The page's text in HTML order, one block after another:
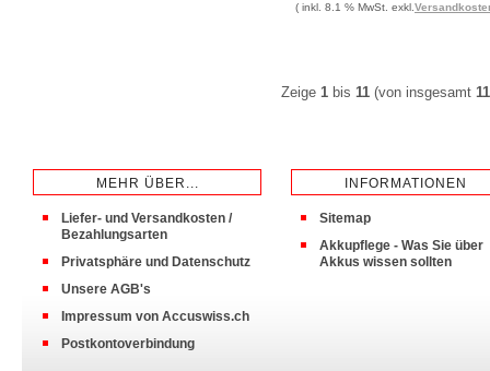
( inkl. 8.1 % MwSt. exkl.
Zeige 1 bis 11 (von insgesamt 11
MEHR ÜBER...
Liefer- und Versandkosten /
Bezahlungsarten
Privatsphäre und Datenschutz
Unsere AGB's
Impressum von Accuswiss.ch
Postkontoverbindung
INFORMATIONEN
Sitemap
Akkupflege - Was Sie über
Akkus wissen sollten